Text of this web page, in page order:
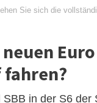
Sie sich die
fahren?
in der S6